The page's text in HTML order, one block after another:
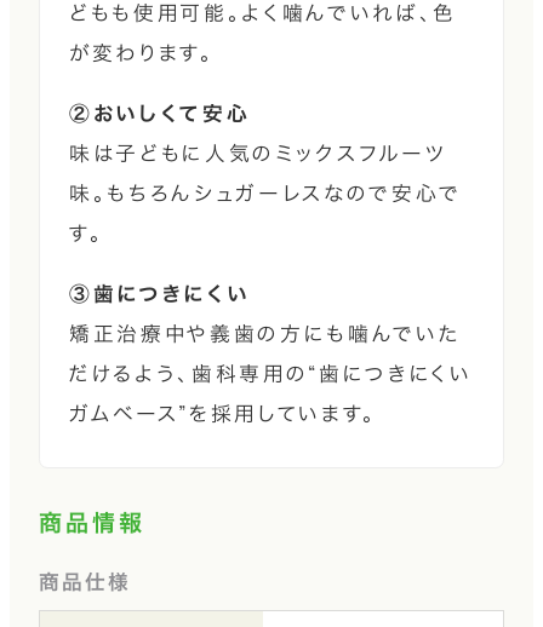
どもも使用可能。よく噛んでいれば、色
が変わります。
②おいしくて安心
味は子どもに人気のミックスフルーツ
味。もちろんシュガーレスなので安心で
す。
③歯につきにくい
矯正治療中や義歯の方にも噛んでいた
だけるよう、歯科専用の“歯につきにくい
ガムベース”を採用しています。
商品情報
商品仕様